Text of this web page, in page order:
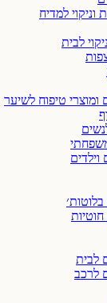
וניקוי למדיח
לבית
ומוצרי טיפוח לשיער
וילדים
בלוטות׳
חוטיות
לבית
לרכב